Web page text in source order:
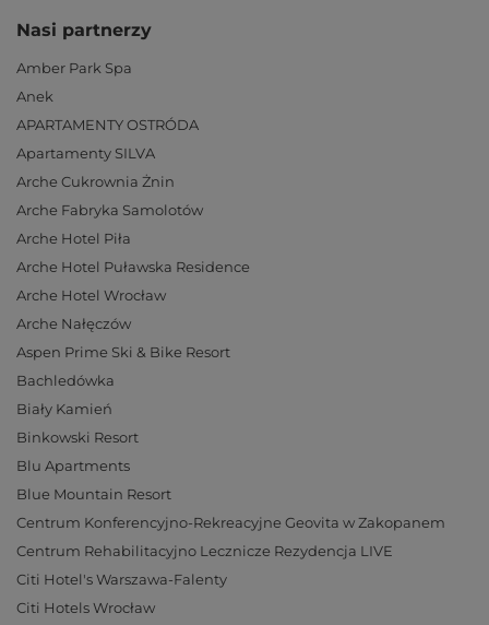
Nasi partnerzy
Amber Park Spa
Anek
APARTAMENTY OSTRÓDA
Apartamenty SILVA
Arche Cukrownia Żnin
Arche Fabryka Samolotów
Arche Hotel Piła
Arche Hotel Puławska Residence
Arche Hotel Wrocław
Arche Nałęczów
Aspen Prime Ski & Bike Resort
Bachledówka
Biały Kamień
Binkowski Resort
Blu Apartments
Blue Mountain Resort
Centrum Konferencyjno-Rekreacyjne Geovita w Zakopanem
Centrum Rehabilitacyjno Lecznicze Rezydencja LIVE
Citi Hotel's Warszawa-Falenty
Citi Hotels Wrocław